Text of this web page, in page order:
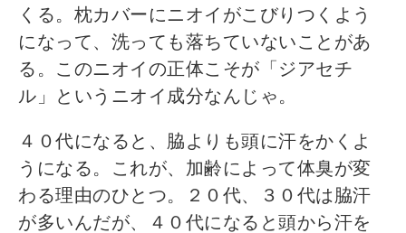
くる。枕カバーにニオイがこびりつくよう
になって、洗っても落ちていないことがあ
る。このニオイの正体こそが「ジアセチ
ル」というニオイ成分なんじゃ。
４０代になると、脇よりも頭に汗をかくよ
うになる。これが、加齢によって体臭が変
わる理由のひとつ。２０代、３０代は脇汗
が多いんだが、４０代になると頭から汗を